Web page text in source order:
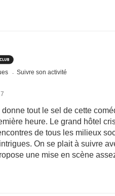
Suivre son activité
tout le sel de cette
heure. Le grand hôtel
de tous les milieux
On se plait à suivre
une mise en scène